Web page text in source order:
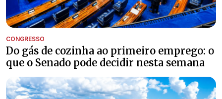
CONGRESSO
Do gás de cozinha ao primeiro emprego: o
que o Senado pode decidir nesta semana